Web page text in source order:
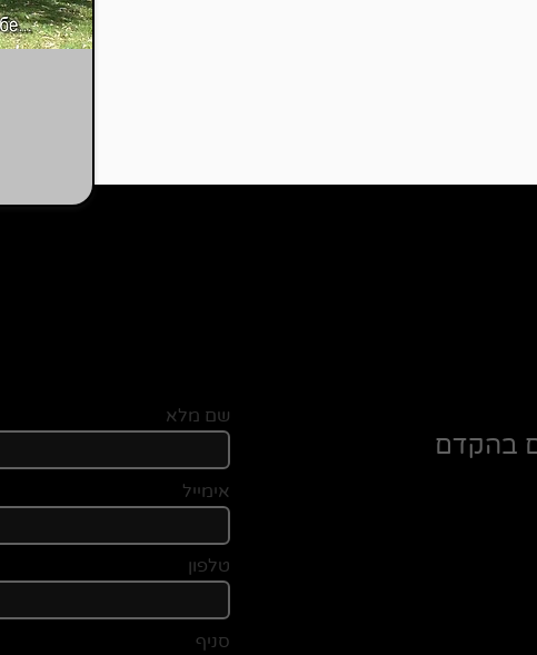
שם מלא
אימייל
טלפון
סניף
בהקדם